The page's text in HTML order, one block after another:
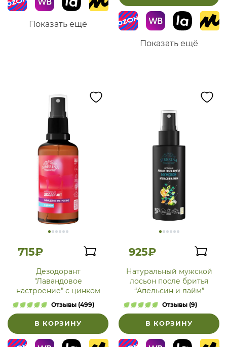
Показать ещё
Показать ещё
715₽
Дезодорант
"Лавандовое
настроение" с цинком
Отзывы (499)
В КОРЗИНУ
925₽
Натуральный мужской
лосьон после бритья
“Апельсин и лайм”
Отзывы (9)
В КОРЗИНУ